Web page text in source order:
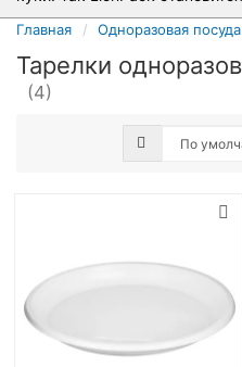
Главная Одноразовая посуда
Тарелки
(4)